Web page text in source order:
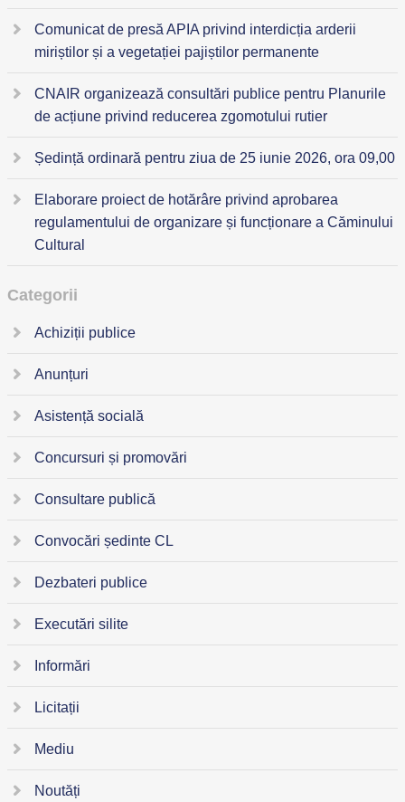
Comunicat de presă APIA privind interdicția arderii
miriștilor și a vegetației pajiștilor permanente
CNAIR organizează consultări publice pentru Planurile
de acțiune privind reducerea zgomotului rutier
Ședință ordinară pentru ziua de 25 iunie 2026, ora 09,00
Elaborare proiect de hotărâre privind aprobarea
regulamentului de organizare și funcționare a Căminului
Cultural
Categorii
Achiziții publice
Anunțuri
Asistență socială
Concursuri și promovări
Consultare publică
Convocări ședinte CL
Dezbateri publice
Executări silite
Informări
Licitații
Mediu
Noutăți